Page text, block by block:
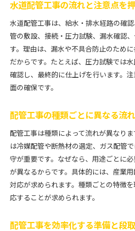
配管工事資格取得で目指す
配管工事の資格が将来性に
現場で役立つ配管工事の安全対
配管工事現場で必須となる
配管工事のやり方と安全性
配管工事の現場で使える危
配管工事のリスク管理と現
配管工事で起きやすい事故
配管工事における施工の最新ト
配管工事の最新施工技術と
配管工事のやり方と新しい
配管工事現場で注目の最新
水道配管工事の流れと注意点を
水道配管工事は、給水・排水経路の確
管の敷設、接続・圧力試験、漏水確認
す。理由は、漏水や不具合防止のため
だからです。たとえば、圧力試験では
確認し、最終的に仕上げを行います。
面の確保です。
配管工事の種類ごとに異なる流
配管工事は種類によって流れが異なり
は冷媒配管や断熱材の選定、ガス配管
守が重要です。なぜなら、用途ごとに
が異なるからです。具体的には、産業
対応が求められます。種類ごとの特徴
応することが求められます。
配管工事を効率化する準備と段